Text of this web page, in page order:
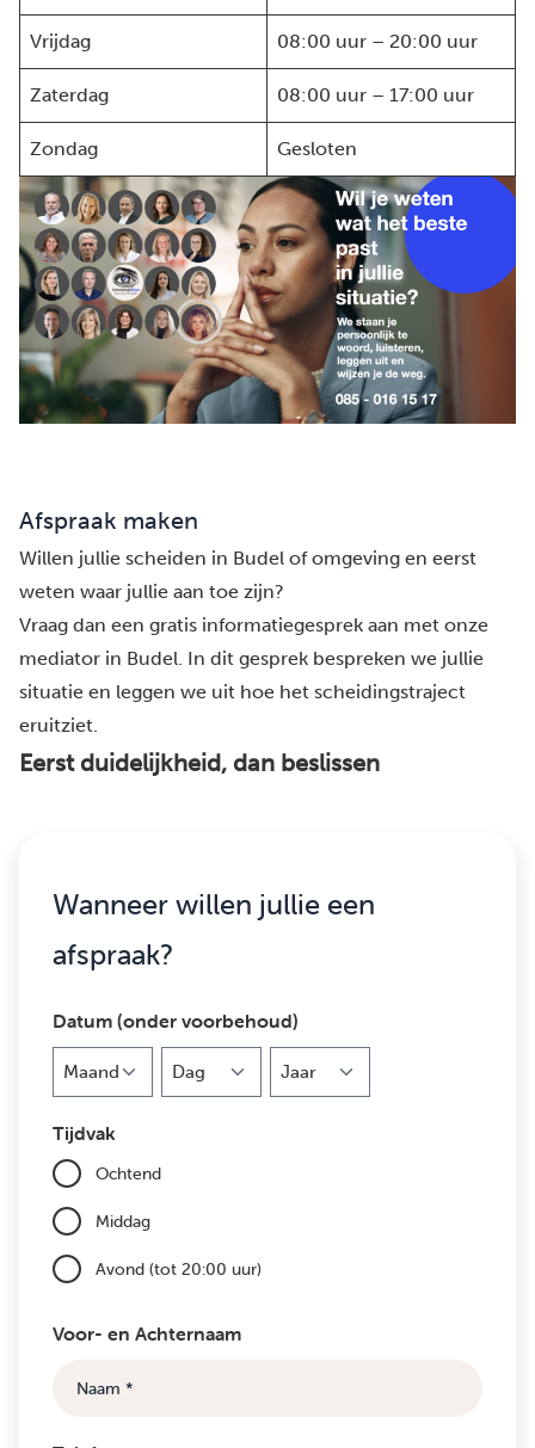
Vrijdag 08:00 uur – 20:00 uur
Zaterdag 08:00 uur – 17:00 uur
Zondag Gesloten
Afspraak maken
Willen jullie scheiden in Budel of omgeving en eerst
weten waar jullie aan toe zijn?
Vraag dan een gratis informatiegesprek aan met onze
mediator in Budel. In dit gesprek bespreken we jullie
situatie en leggen we uit hoe het scheidingstraject
eruitziet.
Eerst duidelijkheid, dan beslissen
Wanneer willen jullie een
afspraak?
Datum (onder voorbehoud)
Tijdvak
Ochtend
Middag
Avond (tot 20:00 uur)
Voor- en Achternaam